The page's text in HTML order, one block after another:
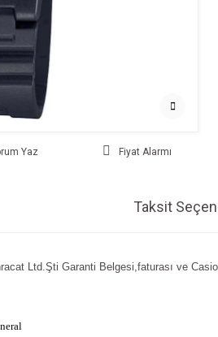
Yaz Fiyat Alarmı
Taksit
Ltd.Şti Garanti Belgesi,faturası ve